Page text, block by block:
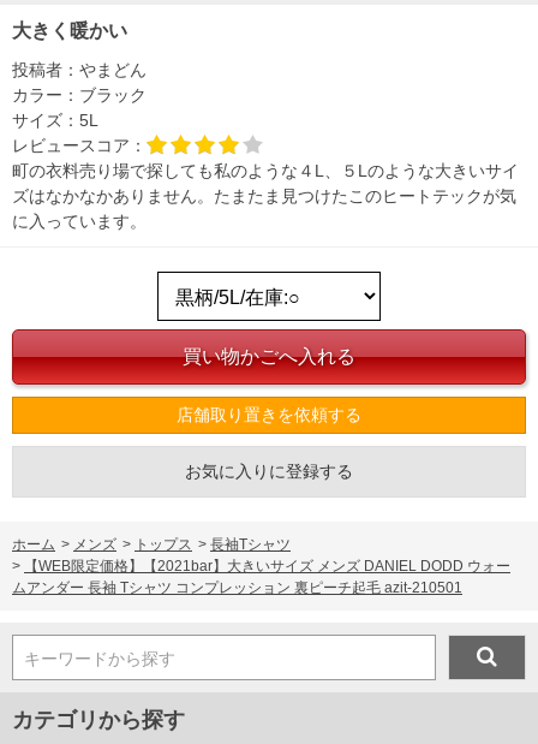
COLOR VARIATION
大きく暖かい
投稿者： やまどん
カラー： ブラック
サイズ： 5L
レビュースコア：
町の衣料売り場で探しても私のような４L、５Lのような大きいサイ
ズはなかなかありません。たまたま見つけたこのヒートテックが気
に入っています。
店舗取り置きを依頼する
お気に入りに登録する
ホーム > メンズ > トップス > 長袖Tシャツ
>
【WEB限定価格】【2021bar】大きいサイズ メンズ DANIEL DODD ウォー
ムアンダー 長袖 Tシャツ コンプレッション 裏ピーチ起毛 azit-210501
キーワードから探す
カテゴリから探す